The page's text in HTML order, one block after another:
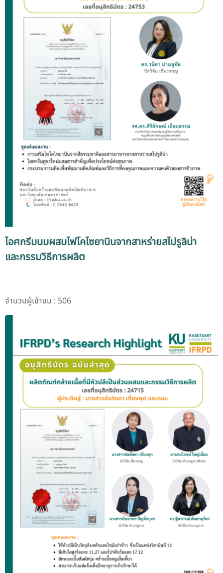
ไอศกรีมนมผสมไฟโคไซยานินจากสาหร่ายสไปรูลิน่า
และกรรมวิธีการผลิต
จำนวนผู้เข้าชม : 506